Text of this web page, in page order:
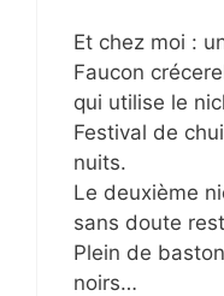
Et chez moi :
Faucon
qui utilise le
Festival de
nuits.
Le deuxième
sans doute
Plein de
noirs…